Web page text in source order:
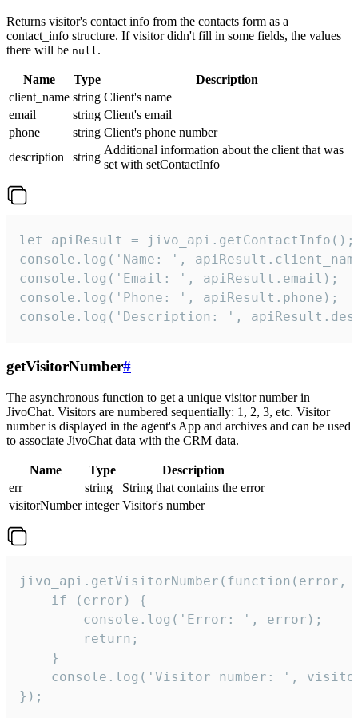
Returns visitor's contact info from the contacts form as a
contact_info structure. If visitor didn't fill in some fields, the values
there will be null.
Name Type
Description
client_name string Client's name
email
string Client's email
phone
string Client's phone number
description
string
Additional information about the client that was
set with setContactInfo
let apiResult = jivo_api.getContactInfo();
console.log('Name: ',
console.log('Email: ', apiResult.email);
console.log('Phone: ', apiResult.phone);
console.log('Description: ',
getVisitorNumber#
The asynchronous function to get a unique visitor number in
JivoChat. Visitors are numbered sequentially: 1, 2, 3, etc. Visitor
number is displayed in the agent's App and archives and can be used
to associate JivoChat data with the CRM data.
Name Type
Description
err
string
String that contains the error
visitorNumber integer Visitor's number
jivo_api.getVisitorNumber(function(error,
    if (error) {
        console.log('Error: ', error);
        return;
    }
console.log('Visitor number: ',
});